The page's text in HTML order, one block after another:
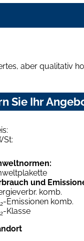
aber qualitativ
Sie Ihr
und
komb.
2-Emissionen komb.
2-Klasse